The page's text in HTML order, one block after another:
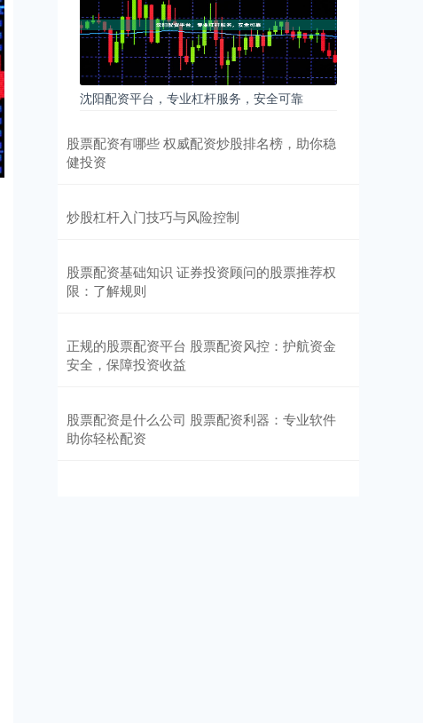
沈阳配资平台，专业杠杆服务，安全可靠
股票配资有哪些 权威配资炒股排名榜，助你稳
健投资
炒股杠杆入门技巧与风险控制
股票配资基础知识 证券投资顾问的股票推荐权
限：了解规则
正规的股票配资平台 股票配资风控：护航资金
安全，保障投资收益
股票配资是什么公司 股票配资利器：专业软件
助你轻松配资